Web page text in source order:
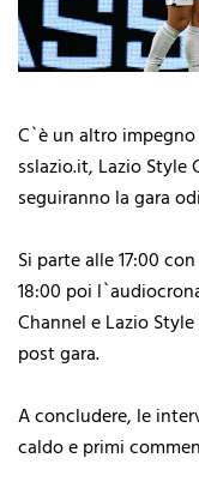
C`è un altro
sslazio.it, Lazio Style
seguiranno la gara
Si parte alle 17:00
18:00 poi
Channel e Lazio
post gara.
A concludere, le
caldo e primi